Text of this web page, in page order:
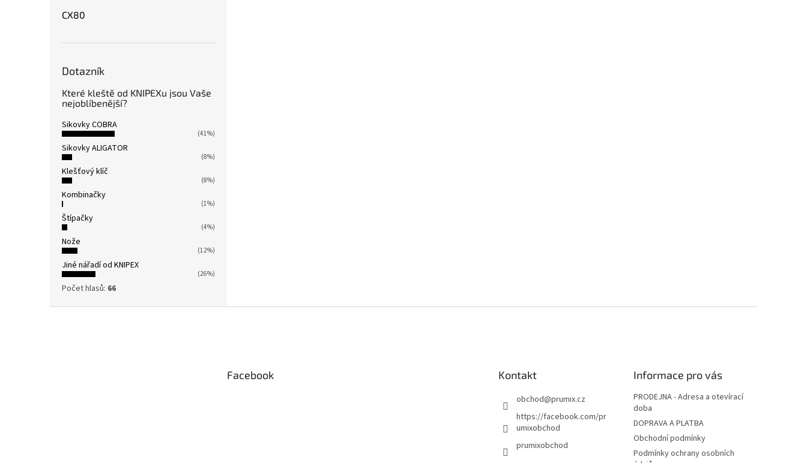
CX80
Dotazník
Které kleště od KNIPEXu jsou Vaše
nejoblíbenější?
Sikovky COBRA
(41%)
Sikovky ALIGATOR
(8%)
Klešťový klíč
(8%)
Kombinačky
(1%)
Štípačky
(4%)
Nože
(12%)
Jiné nářadí od KNIPEX
(26%)
Počet hlasů: 66
Facebook Kontakt
obchod@prumix.cz
https://facebook.com/pr
umixobchod
prumixobchod
Informace pro vás
PRODEJNA - Adresa a otevírací
doba
DOPRAVA A PLATBA
Obchodní podmínky
Podmínky ochrany osobních